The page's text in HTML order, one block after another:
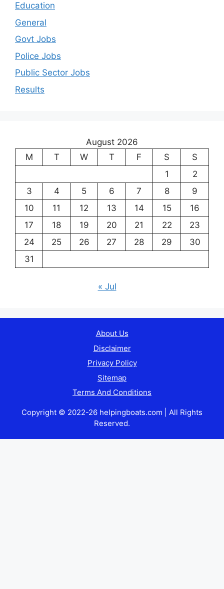
Education
General
Govt Jobs
Police Jobs
Public Sector Jobs
Results
August 2026
M
T W T F S
S
1
2
3
4 5 6 7 8
9
10
11 12 13 14 15
16
17
18 19 20 21 22
23
24
25 26 27 28 29
30
31
« Jul
About Us
Disclaimer
Privacy Policy
Sitemap
Terms And Conditions
Copyright © 2022-26 helpingboats.com | All Rights
Reserved.